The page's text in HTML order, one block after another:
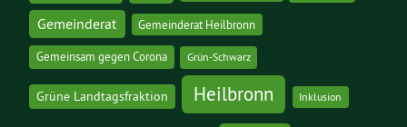
Gemeinderat Gemeinderat Heilbronn
Gemeinsam gegen Corona Grün-Schwarz
Grüne Landtagsfraktion Heilbronn Inklusion